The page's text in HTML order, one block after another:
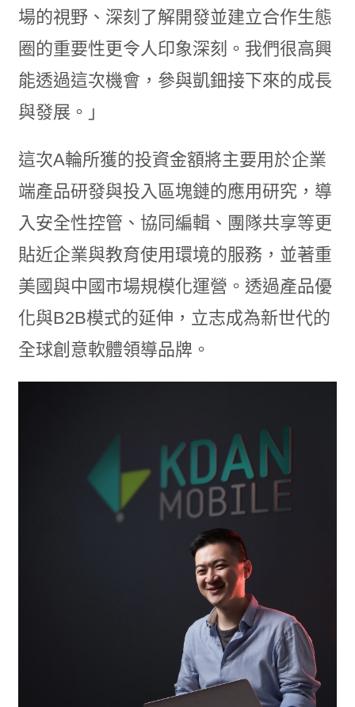
場的視野、深刻了解開發並建立合作生態
圈的重要性更令人印象深刻。我們很高興
能透過這次機會，參與凱鈿接下來的成長
與發展。」
這次A輪所獲的投資金額將主要用於企業
端產品研發與投入區塊鏈的應用研究，導
入安全性控管、協同編輯、團隊共享等更
貼近企業與教育使用環境的服務，並著重
美國與中國市場規模化運營。透過產品優
化與B2B模式的延伸，立志成為新世代的
全球創意軟體領導品牌。